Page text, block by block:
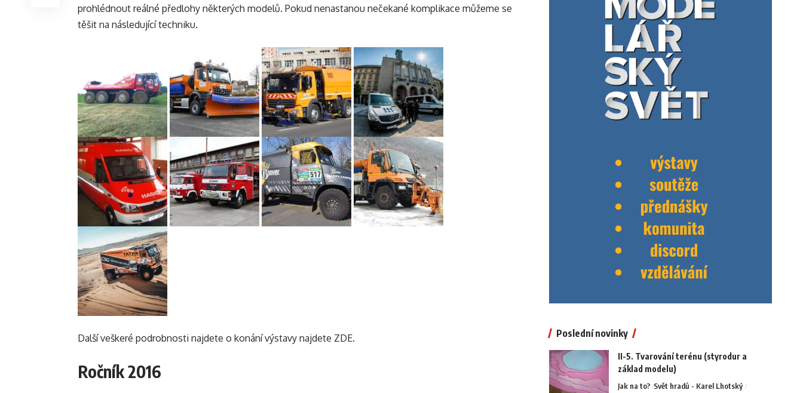
prohlédnout reálné předlohy některých modelů. Pokud nenastanou nečekané komplikace můžeme se
těšit na následující techniku.
Další veškeré podrobnosti najdete o konání výstavy najdete ZDE.
Ročník 2016
Poslední novinky
II-5. Tvarování terénu (styrodur a
základ modelu)
Jak na to? Svět hradů - Karel Lhotský